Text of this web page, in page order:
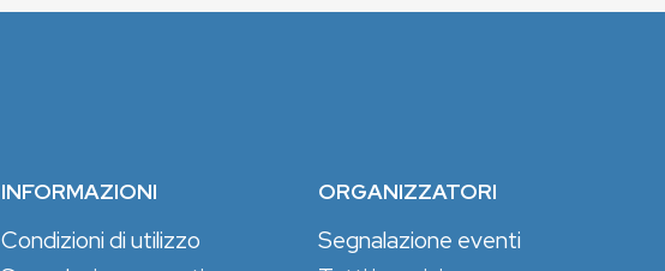
INFORMAZIONI
Condizioni di utilizzo
ORGANIZZATORI
Segnalazione eventi